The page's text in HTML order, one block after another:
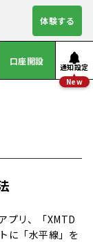
体験する
口座開設
通知設定
New
プリ、「XMTD
に「水平線」を